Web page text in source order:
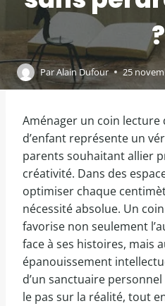
?
ParAlain Dufour 25
Aménager un coin lecture
d’enfant représente un
parents souhaitant allier
créativité. Dans des
optimiser chaque
nécessité absolue. Un
favorise non seulement
face à ses histoires, mais
épanouissement
d’un sanctuaire
le pas sur la réalité, tout